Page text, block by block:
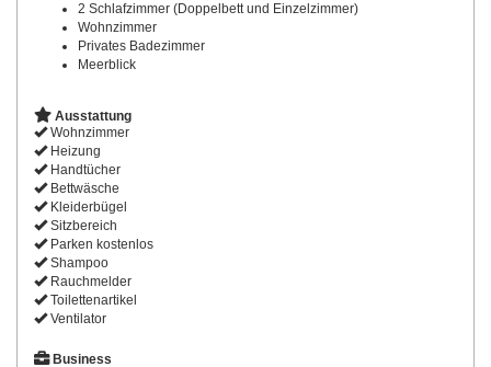
2 Schlafzimmer (Doppelbett und Einzelzimmer)
Wohnzimmer
Privates Badezimmer
Meerblick
Ausstattung
Wohnzimmer
Heizung
Handtücher
Bettwäsche
Kleiderbügel
Sitzbereich
Parken kostenlos
Shampoo
Rauchmelder
Toilettenartikel
Ventilator
Business